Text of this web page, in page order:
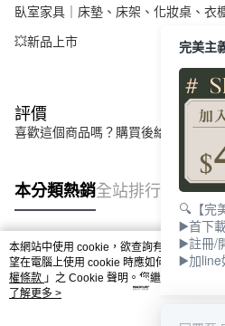
臥室家具｜床墊、床架、化妝桌、衣
💥新品上市
評價
喜歡這個商品嗎？購買後給他一個好
本分類熱銷全站排行
熱門標籤
本網站中使用 cookie，欲查詢有關本網站使
望在電腦上使用 cookie 時應如何變更電腦的
權條款 」之 Cookie 聲明。您繼續使用本網
用條款之 Cookie 聲明使用 cookie。
了解更多 >
完美主
🔍【完
▶️首下
▶️註冊/
▶️加line